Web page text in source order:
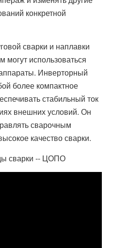
конкретной
сварки и наплавки
использоваться
Инверторный
более компактное
стабильный ток
внешних условий. Он
сварочным
качество сварки.
сварки -- ЦОПО